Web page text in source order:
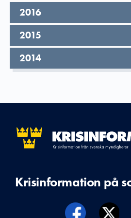
År,
2016
År,
2015
År,
2014
Krisinformation på